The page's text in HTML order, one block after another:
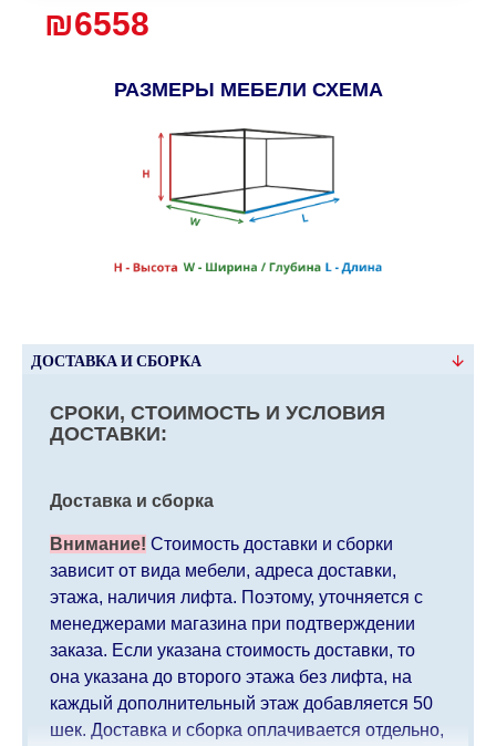
РАЗМЕРЫ МЕБЕЛИ СХЕМА
₪6558
ДОСТАВКА И СБОРКА
СРОКИ, СТОИМОСТЬ И УСЛОВИЯ
ДОСТАВКИ:
Доставка и сборка
Внимание! Стоимость доставки и сборки
зависит от вида мебели, адреса доставки,
этажа, наличия лифта. Поэтому, уточняется с
менеджерами магазина при подтверждении
заказа. Если указана стоимость доставки, то
она указана до второго этажа без лифта, на
каждый дополнительный этаж добавляется 50
шек. Доставка и сборка оплачивается отдельно,